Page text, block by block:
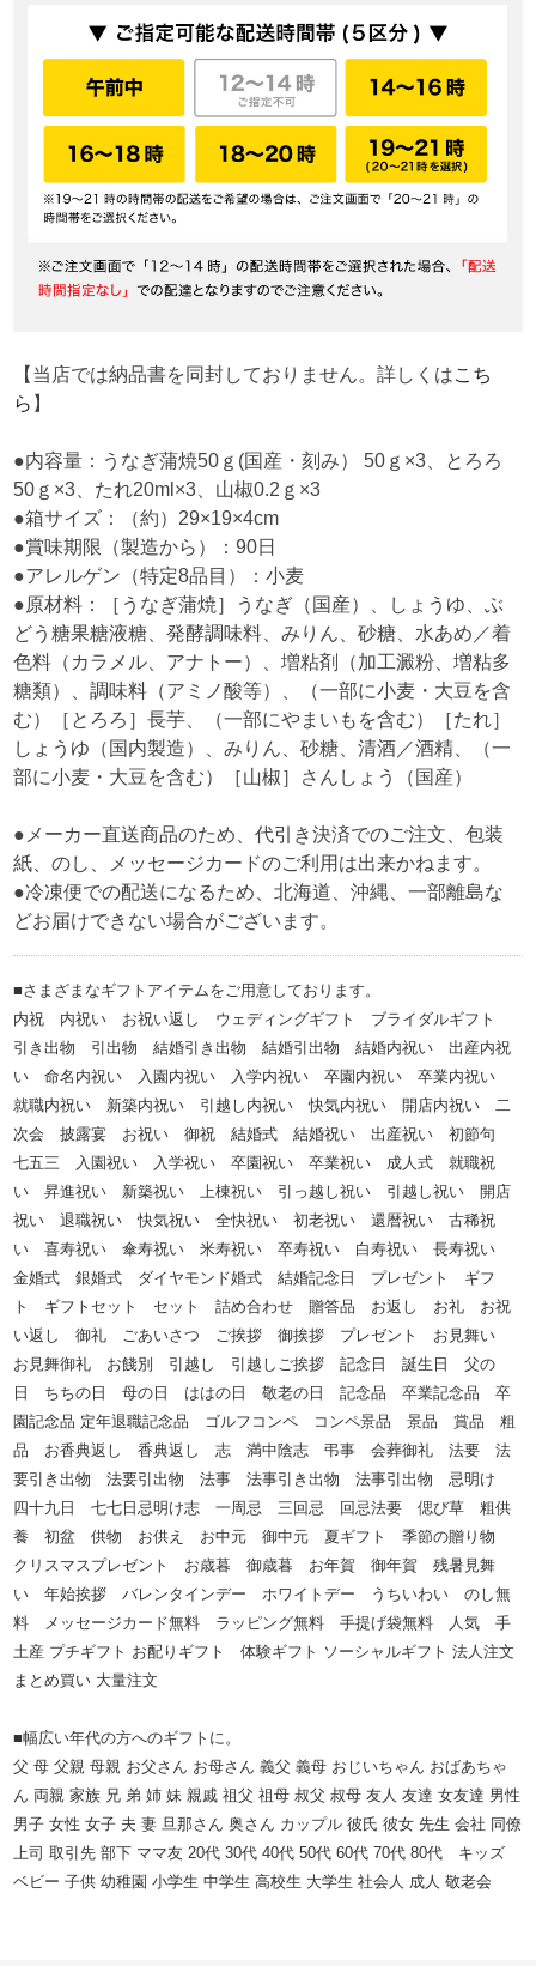
【当店では納品書を同封しておりません。詳しくはこち
ら 】
●内容量：うなぎ蒲焼50ｇ(国産・刻み） 50ｇ×3、とろろ
50ｇ×3、たれ20ml×3、山椒0.2ｇ×3
●箱サイズ：（約）29×19×4cm
●賞味期限（製造から）：90日
●アレルゲン（特定8品目）：小麦
●原材料：［うなぎ蒲焼］うなぎ（国産）、しょうゆ、ぶ
どう糖果糖液糖、発酵調味料、みりん、砂糖、水あめ／着
色料（カラメル、アナトー）、増粘剤（加工澱粉、増粘多
糖類）、調味料（アミノ酸等）、（一部に小麦・大豆を含
む）［とろろ］長芋、（一部にやまいもを含む）［たれ］
しょうゆ（国内製造）、みりん、砂糖、清酒／酒精、（一
部に小麦・大豆を含む）［山椒］さんしょう（国産）
●メーカー直送商品のため、代引き決済でのご注文、包装
紙、のし、メッセージカードのご利用は出来かねます。
●冷凍便での配送になるため、北海道、沖縄、一部離島な
どお届けできない場合がございます。
■さまざまなギフトアイテムをご用意しております。
内祝 内祝い お祝い返し ウェディングギフト ブライダルギフト
引き出物 引出物 結婚引き出物 結婚引出物 結婚内祝い 出産内祝
い 命名内祝い 入園内祝い 入学内祝い 卒園内祝い 卒業内祝い
就職内祝い 新築内祝い 引越し内祝い 快気内祝い 開店内祝い 二
次会 披露宴 お祝い 御祝 結婚式 結婚祝い 出産祝い 初節句
七五三 入園祝い 入学祝い 卒園祝い 卒業祝い 成人式 就職祝
い 昇進祝い 新築祝い 上棟祝い 引っ越し祝い 引越し祝い 開店
祝い 退職祝い 快気祝い 全快祝い 初老祝い 還暦祝い 古稀祝
い 喜寿祝い 傘寿祝い 米寿祝い 卒寿祝い 白寿祝い 長寿祝い
金婚式 銀婚式 ダイヤモンド婚式 結婚記念日 プレゼント ギフ
ト ギフトセット セット 詰め合わせ 贈答品 お返し お礼 お祝
い返し 御礼 ごあいさつ ご挨拶 御挨拶 プレゼント お見舞い
お見舞御礼 お餞別 引越し 引越しご挨拶 記念日 誕生日 父の
日 ちちの日 母の日 ははの日 敬老の日 記念品 卒業記念品 卒
園記念品 定年退職記念品 ゴルフコンペ コンペ景品 景品 賞品 粗
品 お香典返し 香典返し 志 満中陰志 弔事 会葬御礼 法要 法
要引き出物 法要引出物 法事 法事引き出物 法事引出物 忌明け
四十九日 七七日忌明け志 一周忌 三回忌 回忌法要 偲び草 粗供
養 初盆 供物 お供え お中元 御中元 夏ギフト 季節の贈り物
クリスマスプレゼント お歳暮 御歳暮 お年賀 御年賀 残暑見舞
い 年始挨拶 バレンタインデー ホワイトデー うちいわい のし無
料 メッセージカード無料 ラッピング無料 手提げ袋無料 人気 手
土産 プチギフト お配りギフト 体験ギフト ソーシャルギフト 法人注文
まとめ買い 大量注文
■幅広い年代の方へのギフトに。
父 母 父親 母親 お父さん お母さん 義父 義母 おじいちゃん おばあちゃ
ん 両親 家族 兄 弟 姉 妹 親戚 祖父 祖母 叔父 叔母 友人 友達 女友達 男性
男子 女性 女子 夫 妻 旦那さん 奥さん カップル 彼氏 彼女 先生 会社 同僚
上司 取引先 部下 ママ友 20代 30代 40代 50代 60代 70代 80代 キッズ
ベビー 子供 幼稚園 小学生 中学生 高校生 大学生 社会人 成人 敬老会